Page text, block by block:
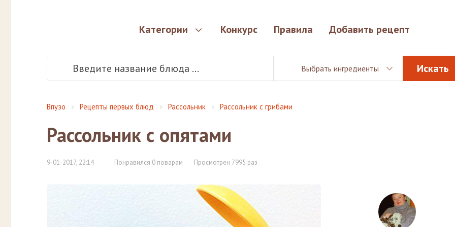
Категории Конкурс Правила Добавить рецепт
Выбрать ингредиенты
Впузо Рецепты первых блюд Рассольник Рассольник с грибами
Рассольник с опятами
9-01-2017, 22:14 Понравился 0 поварам Просмотрен 7995 раз